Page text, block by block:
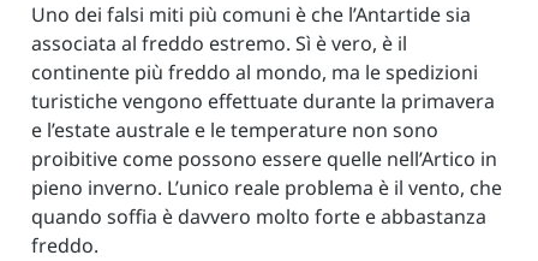
Uno dei falsi miti più comuni è che l’Antartide sia
associata al freddo estremo. Sì è vero, è il
continente più freddo al mondo, ma le spedizioni
turistiche vengono effettuate durante la primavera
e l’estate australe e le temperature non sono
proibitive come possono essere quelle nell’Artico in
pieno inverno. L’unico reale problema è il vento, che
quando soffia è davvero molto forte e abbastanza
freddo.